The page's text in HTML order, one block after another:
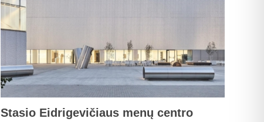
Stasio Eidrigevičiaus menų centro